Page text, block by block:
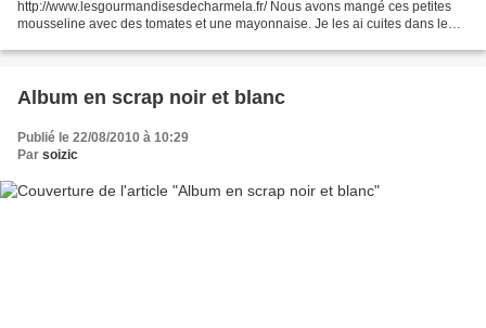
http://www.lesgourmandisesdecharmela.fr/ Nous avons mangé ces petites
mousseline avec des tomates et une mayonnaise. Je les ai cuites dans le
muffins....
Album en scrap noir et blanc
Publié le 22/08/2010 à 10:29
Par soizic